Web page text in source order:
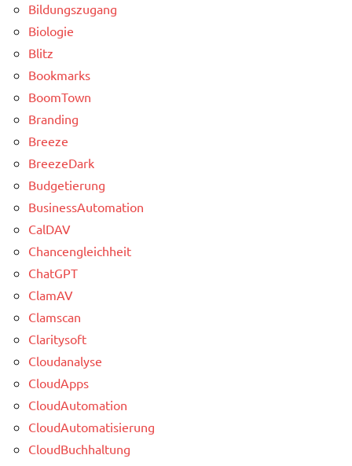
Bildungszugang
Biologie
Blitz
Bookmarks
BoomTown
Branding
Breeze
BreezeDark
Budgetierung
BusinessAutomation
CalDAV
Chancengleichheit
ChatGPT
ClamAV
Clamscan
Claritysoft
Cloudanalyse
CloudApps
CloudAutomation
CloudAutomatisierung
CloudBuchhaltung